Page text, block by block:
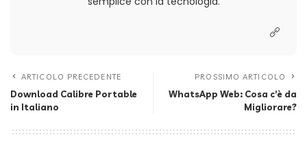
ARTICOLO PRECEDENTE
Download Calibre Portable
in Italiano
PROSSIMO ARTICOLO
WhatsApp Web: Cosa c’è da
Migliorare?